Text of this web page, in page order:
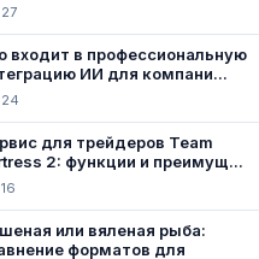
входит в профессиональную
ИИ для компани...
для трейдеров Team
2: функции и преимущ...
или вяленая рыба:
форматов для